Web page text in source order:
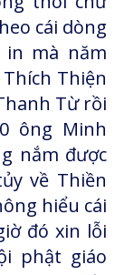
cái dòng
mà năm
Thiện
Từ rồi
ông Minh
nắm được
về Thiền
hiểu cái
đó xin lỗi
phật giáo